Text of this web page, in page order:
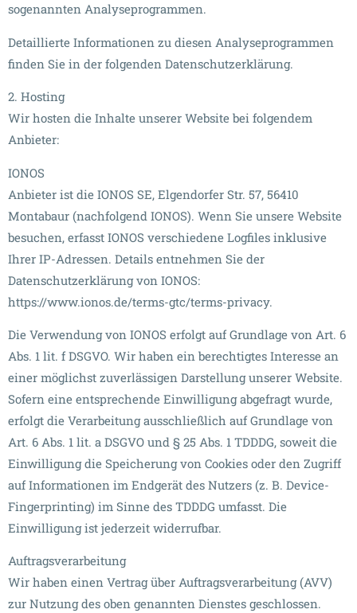
sogenannten Analyseprogrammen.
Detaillierte Informationen zu diesen Analyseprogrammen
finden Sie in der folgenden Datenschutzerklärung.
2. Hosting
Wir hosten die Inhalte unserer Website bei folgendem
Anbieter:
IONOS
Anbieter ist die IONOS SE, Elgendorfer Str. 57, 56410
Montabaur (nachfolgend IONOS). Wenn Sie unsere Website
besuchen, erfasst IONOS verschiedene Logfiles inklusive
Ihrer IP-Adressen. Details entnehmen Sie der
Datenschutzerklärung von IONOS:
https://www.ionos.de/terms-gtc/terms-privacy.
Die Verwendung von IONOS erfolgt auf Grundlage von Art. 6
Abs. 1 lit. f DSGVO. Wir haben ein berechtigtes Interesse an
einer möglichst zuverlässigen Darstellung unserer Website.
Sofern eine entsprechende Einwilligung abgefragt wurde,
erfolgt die Verarbeitung ausschließlich auf Grundlage von
Art. 6 Abs. 1 lit. a DSGVO und § 25 Abs. 1 TDDDG, soweit die
Einwilligung die Speicherung von Cookies oder den Zugriff
auf Informationen im Endgerät des Nutzers (z. B. Device-
Fingerprinting) im Sinne des TDDDG umfasst. Die
Einwilligung ist jederzeit widerrufbar.
Auftragsverarbeitung
Wir haben einen Vertrag über Auftragsverarbeitung (AVV)
zur Nutzung des oben genannten Dienstes geschlossen.